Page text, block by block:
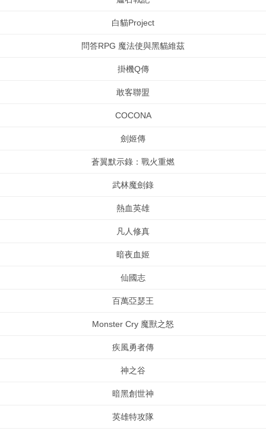
白貓Project
問答RPG 魔法使與黑貓維茲
掛機Q傳
敢客聯盟
COCONA
劍姬傳
蒼翼默示錄：戰火重燃
武林魔劍錄
熱血英雄
凡人修真
暗夜血姬
仙國志
百萬亞瑟王
Monster Cry 魔獸之怒
疾風勇者傳
神之谷
暗黑創世神
英雄特攻隊